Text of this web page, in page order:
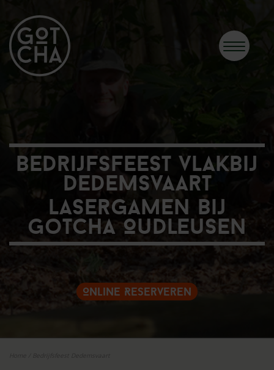
Bedrijfsfeest vlakbij
Dedemsvaart
Lasergamen bij
Gotcha Oudleusen
Online Reserveren